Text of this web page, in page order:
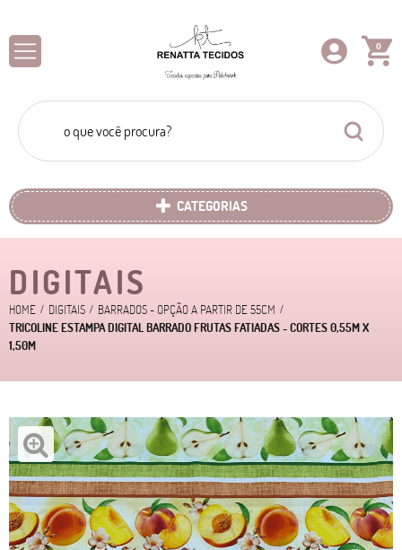
0
CATEGORIAS
DIGITAIS
HOME DIGITAIS
BARRADOS - OPÇÃO A PARTIR DE 55CM
TRICOLINE ESTAMPA DIGITAL BARRADO FRUTAS FATIADAS - CORTES 0,55M X
1,50M